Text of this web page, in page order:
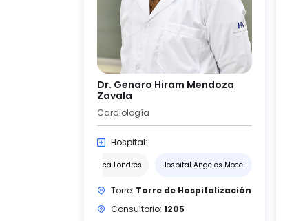
Dr. Genaro Hiram Mendoza
Zavala
Cardiología
Hospital:
Hospital Angeles Clínica Londres Hospital Angeles Mocel
Torre: Torre de Hospitalización
Consultorio: 1205